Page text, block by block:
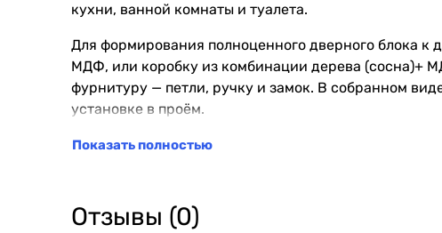
кухни, ванной комнаты и туалета.
Для формирования полноценного дверного блока
МДФ, или коробку из комбинации дерева (сосна)+
фурнитуру — петли, ручку и замок. В собранном
установке в проём.
Выполняем замер, доставку, установку и все
монтажных работ.
Показать полностью
Отзывы (0)